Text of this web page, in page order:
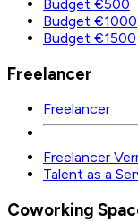
Budget €500
Budget €1000
Budget €1500
Freelancer
Freelancer
Freelancer
Talent as a
Coworking